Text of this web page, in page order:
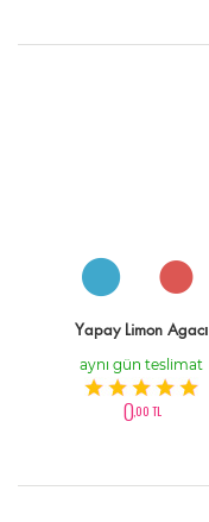
Yapay Limon Agacı
aynı gün teslimat
0,00 TL